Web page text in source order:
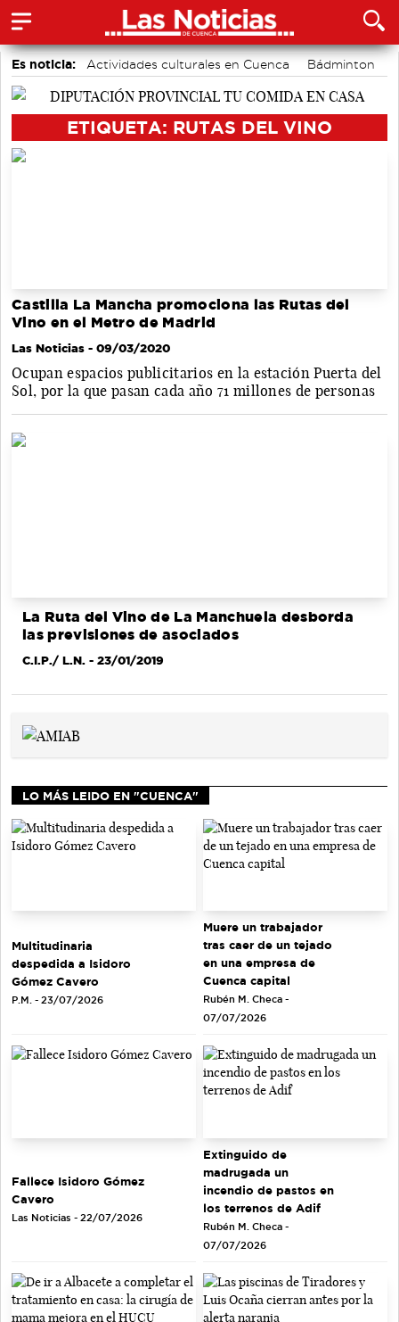
Es noticia: Actividades culturales en Cuenca
Bádminton
Área de Deportes
ETIQUETA: RUTAS DEL VINO
Castilla La Mancha promociona las Rutas del
Vino en el Metro de Madrid
Las Noticias - 09/03/2020
Ocupan espacios publicitarios en la estación Puerta del
Sol, por la que pasan cada año 71 millones de personas
La Ruta del Vino de La Manchuela desborda
las previsiones de asociados
C.I.P./ L.N. - 23/01/2019
LO MÁS LEIDO EN "CUENCA"
Multitudinaria
despedida a Isidoro
Gómez Cavero
P.M. - 23/07/2026
Muere un trabajador
tras caer de un tejado
en una empresa de
Cuenca capital
Rubén M. Checa -
07/07/2026
Fallece Isidoro Gómez
Cavero
Las Noticias - 22/07/2026
Extinguido de
madrugada un
incendio de pastos en
los terrenos de Adif
Rubén M. Checa -
07/07/2026